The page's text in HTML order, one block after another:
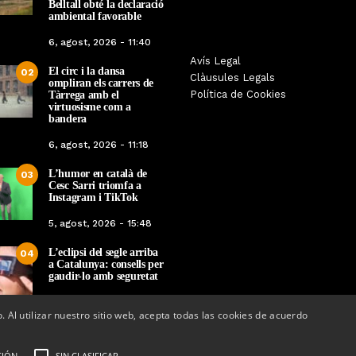
Belltall obté la declaració
ambiental favorable
6, agost, 2026 - 11:40
02
El circ i la dansa
ompliran els carrers de
Tàrrega amb el
virtuosisme com a
bandera
6, agost, 2026 - 11:18
03
L’humor en català de
Cesc Sarri triomfa a
Instagram i TikTok
5, agost, 2026 - 15:48
04
L’eclipsi del segle arriba
a Catalunya: consells per
gaudir-lo amb seguretat
Avís Legal
Clàusules Legals
Política de Cookies
Les Gastrosàvies protagonitzen
una gran trobada al Món Sant
Benet que referma el valor de la
cuina tradicional
27, novembre, 2025 - 08:28
protagonista de la
Cinema Espiritual de
utilizar nuestro sitio web, acepta todas las cookies de acuerdo